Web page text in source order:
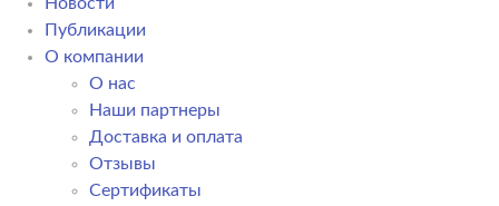
Публикации
О компании
О нас
Наши партнеры
Доставка и оплата
Отзывы
Сертификаты